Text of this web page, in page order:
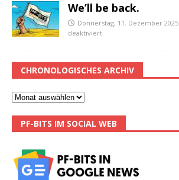
We’ll be back.
Donnerstag, 11. Dezember 2025
deaktiviert
CHRONOLOGISCHES ARCHIV
PF-BITS IM SOCIAL WEB